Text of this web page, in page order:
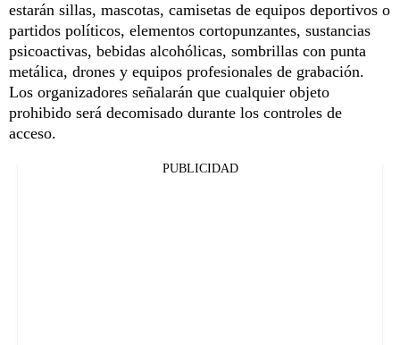
estarán sillas, mascotas, camisetas de equipos deportivos o
partidos políticos, elementos cortopunzantes, sustancias
psicoactivas, bebidas alcohólicas, sombrillas con punta
metálica, drones y equipos profesionales de grabación.
Los organizadores señalarán que cualquier objeto
prohibido será decomisado durante los controles de
acceso.
PUBLICIDAD